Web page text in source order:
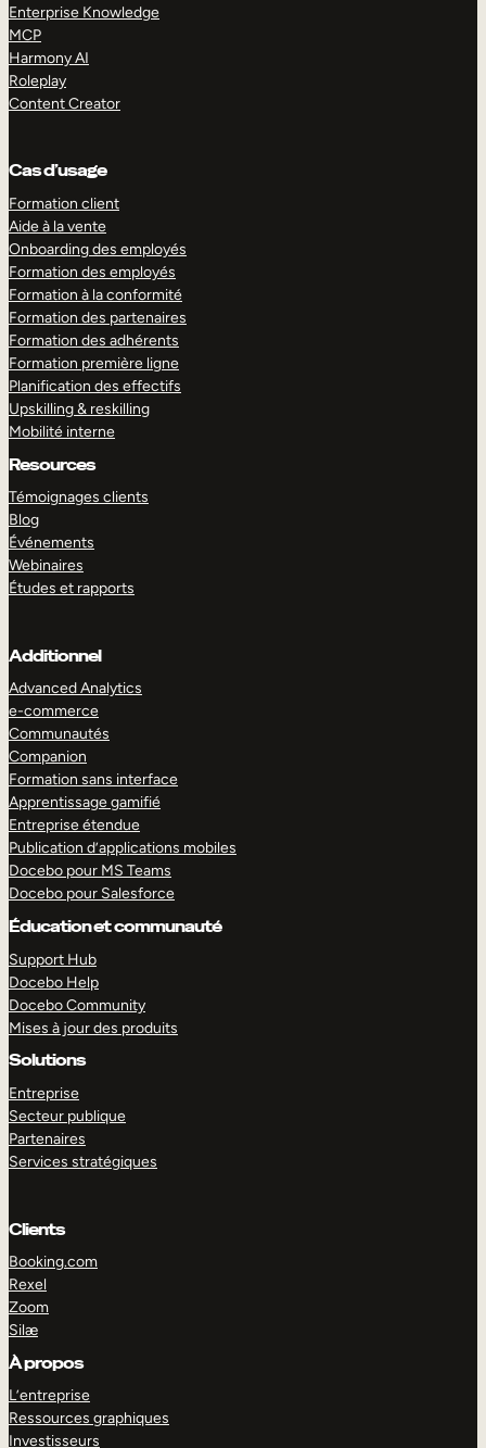
Enterprise Knowledge
MCP
Harmony AI
Roleplay
Content Creator
Cas d’usage
Formation client
Aide à la vente
Onboarding des employés
Formation des employés
Formation à la conformité
Formation des partenaires
Formation des adhérents
Formation première ligne
Planification des effectifs
Upskilling & reskilling
Mobilité interne
Resources
Témoignages clients
Blog
Événements
Webinaires
Études et rapports
Additionnel
Advanced Analytics
e-commerce
Communautés
Companion
Formation sans interface
Apprentissage gamifié
Entreprise étendue
Publication d’applications mobiles
Docebo pour MS Teams
Docebo pour Salesforce
Éducation et communauté
Support Hub
Docebo Help
Docebo Community
Mises à jour des produits
Solutions
Entreprise
Secteur publique
Partenaires
Services stratégiques
Clients
Booking.com
Rexel
Zoom
Silæ
À propos
L’entreprise
Ressources graphiques
Investisseurs